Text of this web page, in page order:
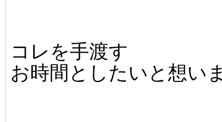
コレを手渡す
お時間としたいと想い